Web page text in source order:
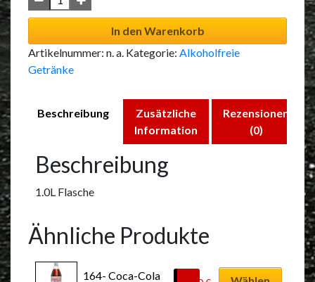
In den Warenkorb
Artikelnummer: n. a. Kategorie: Alkoholfreie
Getränke
Beschreibung
Zusätzliche
Information
Rezensionen
(0)
Beschreibung
1.0L Flasche
Ähnliche Produkte
164- Coca-Cola
Produkt